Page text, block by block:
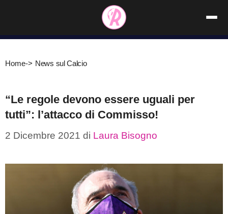
contenuto
Home-> News sul Calcio
“Le regole devono essere uguali per
tutti”: l’attacco di Commisso!
2 Dicembre 2021 di Laura Bisogno